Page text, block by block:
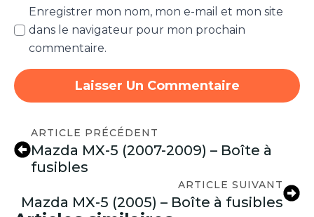
Enregistrer mon nom, mon e-mail et mon site
dans le navigateur pour mon prochain
commentaire.
ARTICLE PRÉCÉDENT
Mazda MX-5 (2007-2009) – Boîte à
fusibles
ARTICLE SUIVANT
Mazda MX-5 (2005) – Boîte à fusibles